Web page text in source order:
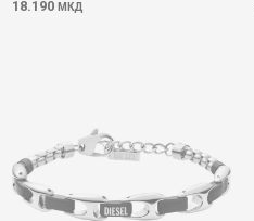
18.190 МКД